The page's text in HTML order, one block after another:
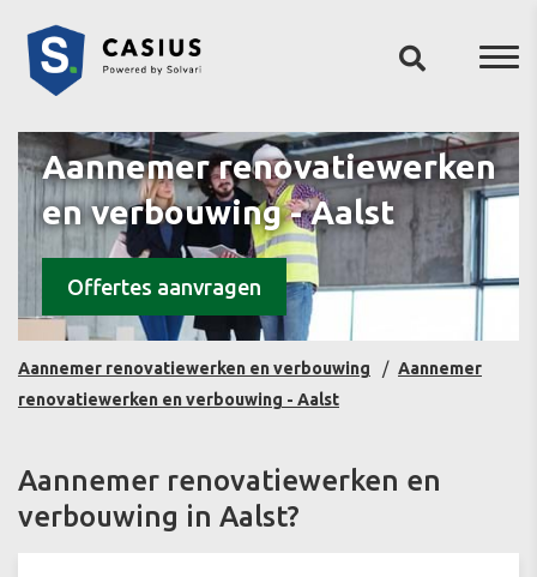
Aannemer renovatiewerken
en verbouwing - Aalst
Offertes aanvragen
Aannemer renovatiewerken en verbouwing
Aannemer
renovatiewerken en verbouwing - Aalst
Aannemer renovatiewerken en
verbouwing in Aalst?